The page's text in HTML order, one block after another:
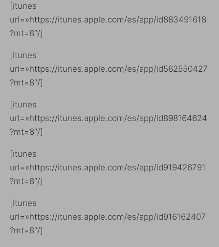
[itunes
url=»https://itunes.apple.com/es/app/id883491618
?mt=8″/]
[itunes
url=»https://itunes.apple.com/es/app/id562550427
?mt=8″/]
[itunes
url=»https://itunes.apple.com/es/app/id898164624
?mt=8″/]
[itunes
url=»https://itunes.apple.com/es/app/id919426791
?mt=8″/]
[itunes
url=»https://itunes.apple.com/es/app/id916162407
?mt=8″/]